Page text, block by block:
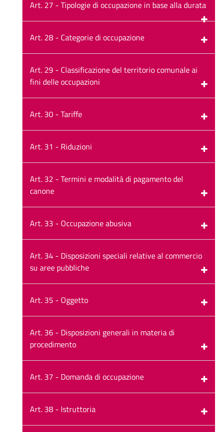
Art. 27 - Tipologie di occupazione in base alla durata
Art. 28 - Categorie di occupazione
Art. 29 - Classificazione del territorio comunale ai
fini delle occupazioni
Art. 30 - Tariffe
Art. 31 - Riduzioni
Art. 32 - Termini e modalità di pagamento del
canone
Art. 33 - Occupazione abusiva
Art. 34 - Disposizioni speciali relative al commercio
su aree pubbliche
Art. 35 - Oggetto
Art. 36 - Disposizioni generali in materia di
procedimento
Art. 37 - Domanda di occupazione
Art. 38 - Istruttoria